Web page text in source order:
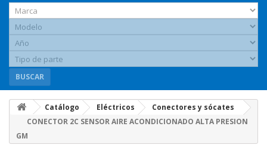
BUSCAR
Catálogo Eléctricos
Conectores y sócates
CONECTOR 2C SENSOR AIRE ACONDICIONADO ALTA PRESION
GM